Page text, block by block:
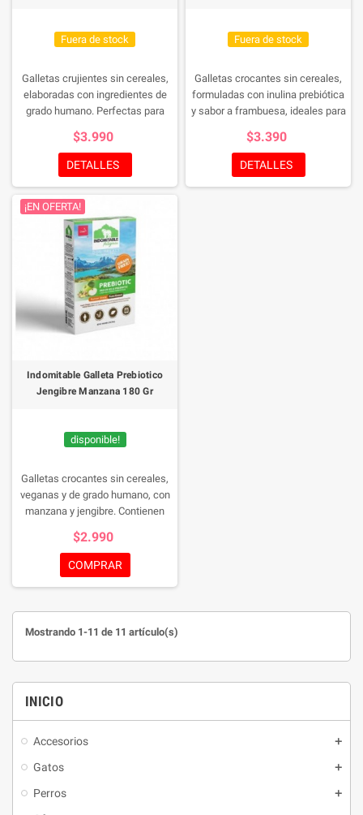
INICIO
Accesorios
Gatos
Perros
Fuera de stock
Galletas crujientes sin cereales,
elaboradas con ingredientes de
grado humano. Perfectas para
preservantes artificiales, y
formuladas por veterinarios.
$3.990
DETALLES
Fuera de stock
Galletas crocantes sin cereales,
formuladas con inulina prebiótica
y sabor a frambuesa, ideales para
saludable y aportar antioxidantes
naturales.
$3.390
DETALLES
¡EN OFERTA!
Indomitable Galleta Prebiotico
Jengibre Manzana 180 Gr
disponible!
Galletas crocantes sin cereales,
veganas y de grado humano, con
manzana y jengibre. Contienen
promover una flora intestinal
saludable en tu perro.
$2.990
COMPRAR
Mostrando 1-11 de 11 artículo(s)